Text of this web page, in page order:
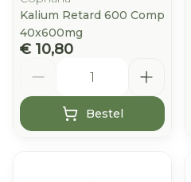
Kalium Retard 600 Comp
40x600mg
€ 10,80
Bestel